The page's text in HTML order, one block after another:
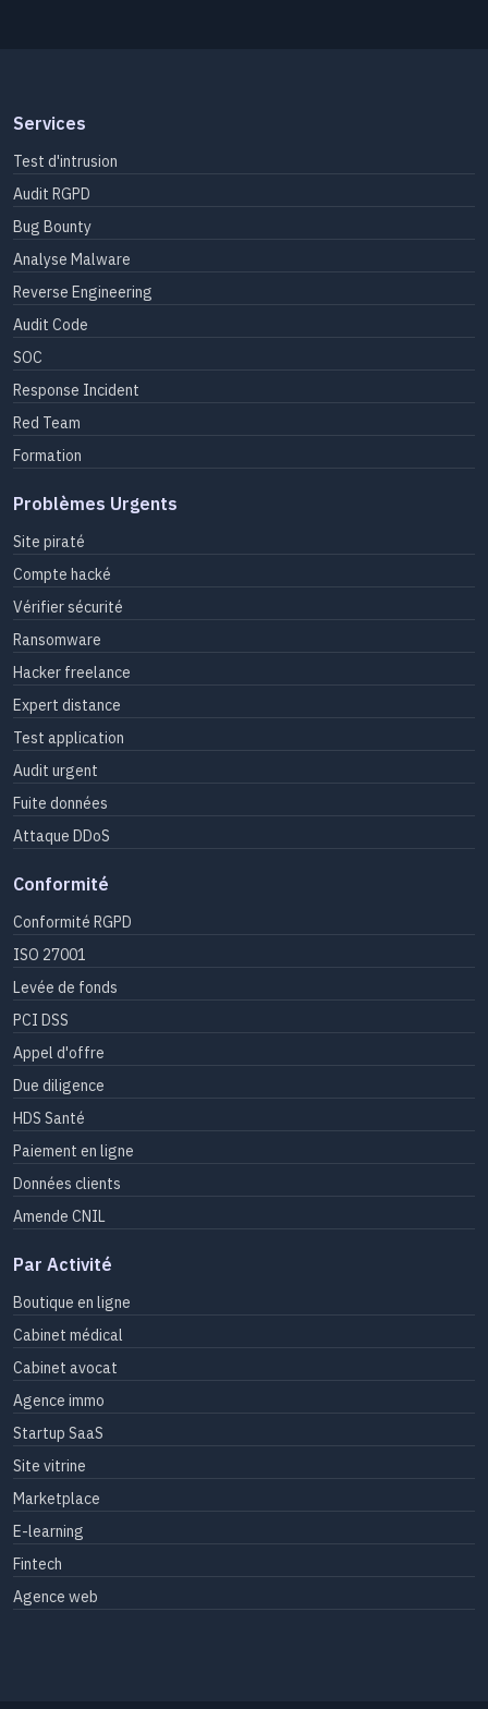
Services
Test d'intrusion
Audit RGPD
Bug Bounty
Analyse Malware
Reverse Engineering
Audit Code
SOC
Response Incident
Red Team
Formation
Problèmes Urgents
Site piraté
Compte hacké
Vérifier sécurité
Ransomware
Hacker freelance
Expert distance
Test application
Audit urgent
Fuite données
Attaque DDoS
Conformité
Conformité RGPD
ISO 27001
Levée de fonds
PCI DSS
Appel d'offre
Due diligence
HDS Santé
Paiement en ligne
Données clients
Amende CNIL
Par Activité
Boutique en ligne
Cabinet médical
Cabinet avocat
Agence immo
Startup SaaS
Site vitrine
Marketplace
E-learning
Fintech
Agence web